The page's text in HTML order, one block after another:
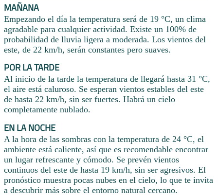
MAÑANA
Empezando el día la temperatura será de 19 °C, un clima
agradable para cualquier actividad. Existe un 100% de
probabilidad de lluvia ligera a moderada. Los vientos del
este, de 22 km/h, serán constantes pero suaves.
POR LA TARDE
Al inicio de la tarde la temperatura de llegará hasta 31 °C,
el aire está caluroso. Se esperan vientos estables del este
de hasta 22 km/h, sin ser fuertes. Habrá un cielo
completamente nublado.
EN LA NOCHE
A la hora de las sombras con la temperatura de 24 °C, el
ambiente está caliente, así que es recomendable encontrar
un lugar refrescante y cómodo. Se prevén vientos
continuos del este de hasta 19 km/h, sin ser agresivos. El
pronóstico muestra pocas nubes en el cielo, lo que te invita
a descubrir más sobre el entorno natural cercano.